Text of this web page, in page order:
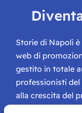
Storie di Napoli
web di
gestito in totale
professionisti
alla crescita del